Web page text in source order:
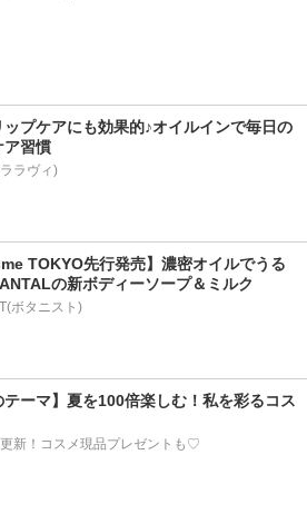
ップケアにも効果的♪オイルインで毎日の
ア習慣
ラヴィ)
TOKYO先行発売】濃密オイルでうる
の新ボディーソープ＆ミルク
ボタニスト)
テーマ】夏を100倍楽しむ！私を彩るコス
新！コスメ現品プレゼントも♡